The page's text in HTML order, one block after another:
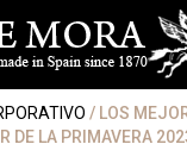
/ LOS
DE LA PRIMAVERA